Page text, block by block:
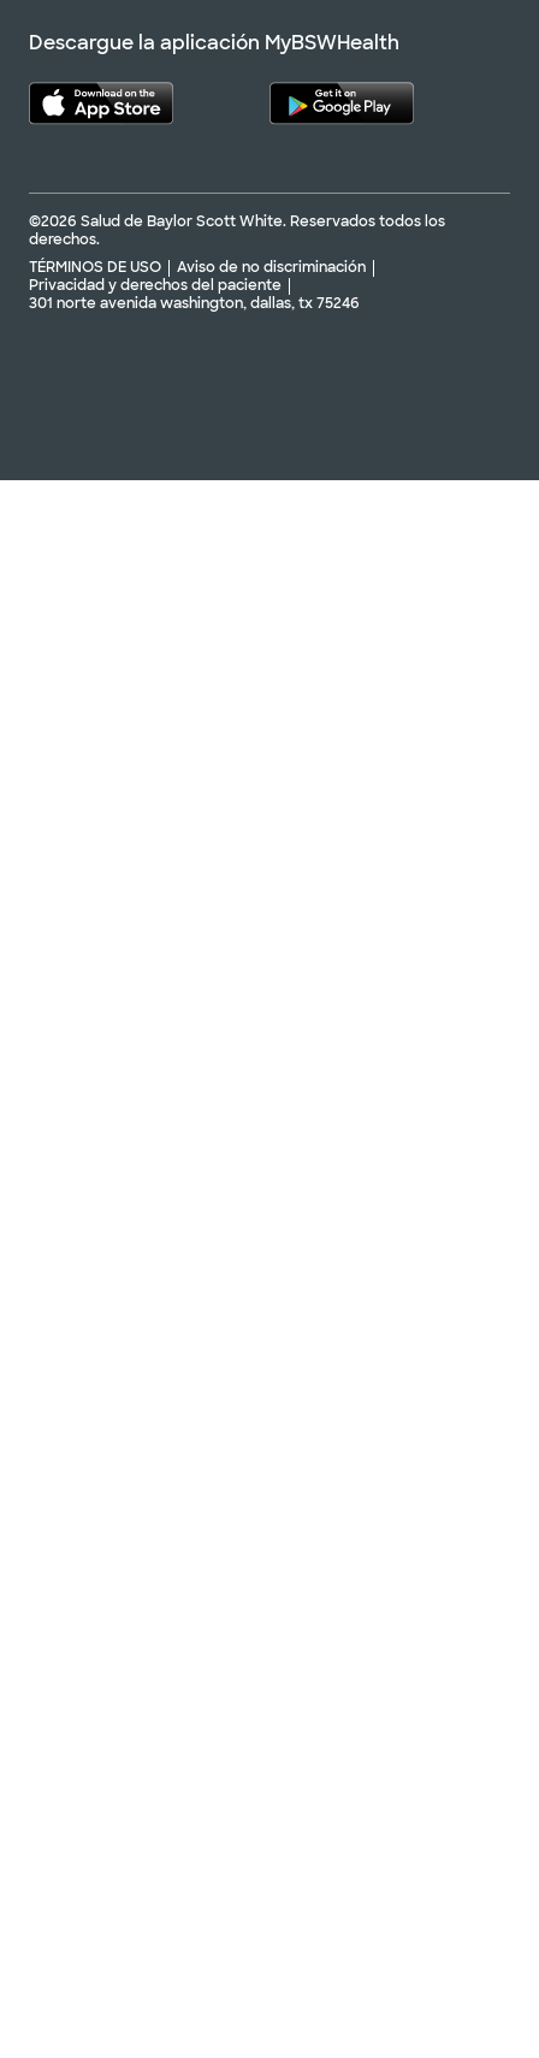
Descargue la aplicación MyBSWHealth
©2026 Salud de Baylor Scott White. Reservados todos los
derechos.
TÉRMINOS DE USO
Aviso de no discriminación
Privacidad y derechos del paciente
301 norte avenida washington, dallas, tx 75246